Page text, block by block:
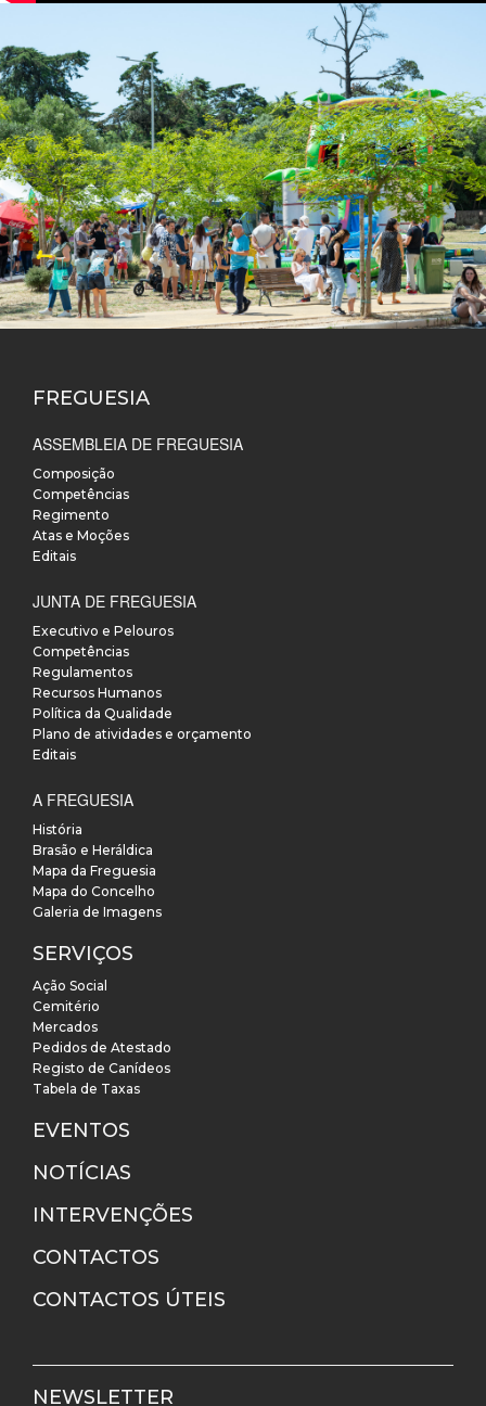
FREGUESIA
ASSEMBLEIA DE FREGUESIA
Composição
Competências
Regimento
Atas e Moções
Editais
JUNTA DE FREGUESIA
Executivo e Pelouros
Competências
Regulamentos
Recursos Humanos
Política da Qualidade
Plano de atividades e orçamento
Editais
A FREGUESIA
História
Brasão e Heráldica
Mapa da Freguesia
Mapa do Concelho
Galeria de Imagens
SERVIÇOS
Ação Social
Cemitério
Mercados
Pedidos de Atestado
Registo de Canídeos
Tabela de Taxas
EVENTOS
NOTÍCIAS
INTERVENÇÕES
CONTACTOS
CONTACTOS ÚTEIS
NEWSLETTER